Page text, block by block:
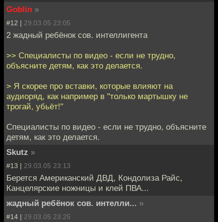
Goblin »
#12 | 29.03.05 23:05
2 жадный ребёнок сов. интеллигента
>> Специалисты по видео - если не трудно,
объясните детям, как это делается.
> Я скорее про вставки, которые влияют на
аудиоряд, как например в "только мартышку не
трогай, убьёт!"
Специалисты по видео - если не трудно, объясните
детям, как это делается.
Skutz »
#13 | 29.03.05 23:13
Берется Американский ДВД, Кондолиза Райс,
Канцелярские ножницы и клей ПВА...
жадный ребёнок сов. интелли... »
#14 | 29.03.05 23:25